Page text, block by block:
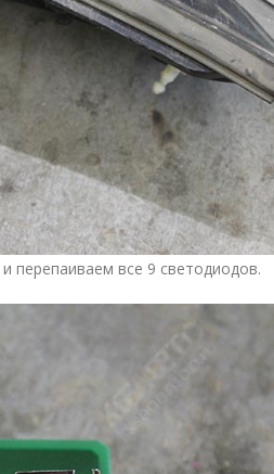
перепаиваем все 9 светодиодов.